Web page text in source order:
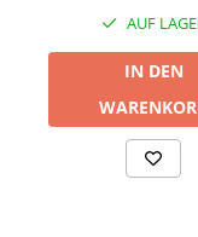
AUF
IN DEN